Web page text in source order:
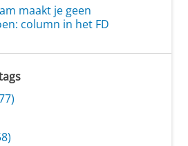
maakt je geen
column in het FD